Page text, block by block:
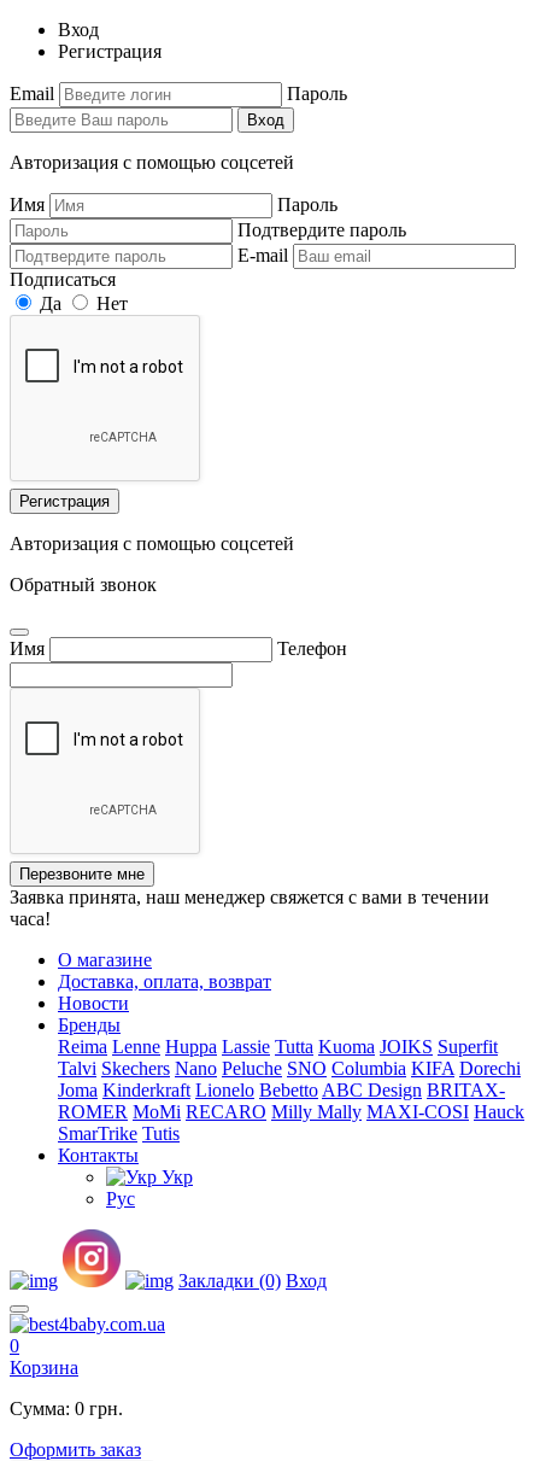
Вход
Регистрация
Email Пароль
Вход
Авторизация с помощью соцсетей
Имя
Пароль
Подтвердите пароль
E-mail
Подписаться
Да
Нет
Регистрация
Авторизация с помощью соцсетей
Обратный звонок
Имя Телефон
Перезвоните мне
Заявка принята, наш менеджер свяжется с вами в течении
часа!
О магазине
Доставка, оплата, возврат
Новости
Бренды
Reima Lenne Huppa Lassie Tutta Kuoma JOIKS Superfit
Talvi Skechers Nano Peluche SNO Columbia KIFA Dorechi
Joma Kinderkraft Lionelo Bebetto ABC Design BRITAX-
ROMER MoMi RECARO Milly Mally MAXI-COSI Hauck
SmarTrike Tutis
Контакты
Укр
Рус
Закладки (0) Вход
0
Корзина
Сумма: 0 грн.
Оформить заказ